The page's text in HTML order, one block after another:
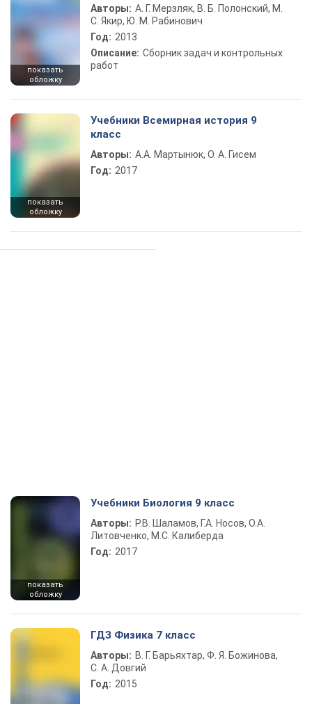
показать
обложку
Авторы: А. Г. Мерзляк, В. Б. Полонский, М.
С. Якир, Ю. М. Рабинович
Год: 2013
Описание: Сборник задач и контрольных
работ
показать
обложку
Учебники Всемирная история 9
класс
Авторы: А.А. Мартынюк, О. А. Гисем
Год: 2017
показать
обложку
Учебники Биология 9 класс
Авторы: Р.В. Шаламов, Г.А. Носов, О.А.
Литовченко, М.С. Калиберда
Год: 2017
ГДЗ Физика 7 класс
Авторы: В. Г. Барьяхтар, Ф. Я. Божинова,
С. А. Довгий
Год: 2015